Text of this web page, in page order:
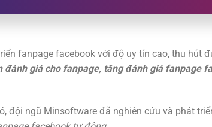
fanpage facebook với độ uy tín cao, thu hút
đánh giá cho fanpage, tăng đánh giá fanpage
đội ngũ Minsoftware đã nghiên cứu và phát